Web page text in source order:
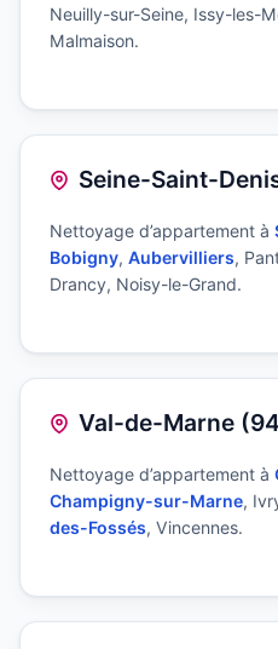
Neuilly-sur-Seine, Issy-les-
Malmaison.
Seine-Saint-
Nettoyage d’appartement à
Bobigny, Aubervilliers,
Drancy, Noisy-le-Grand.
Val-de-Marne
Nettoyage d’appartement à
Champigny-sur-Marne,
des-Fossés, Vincennes.